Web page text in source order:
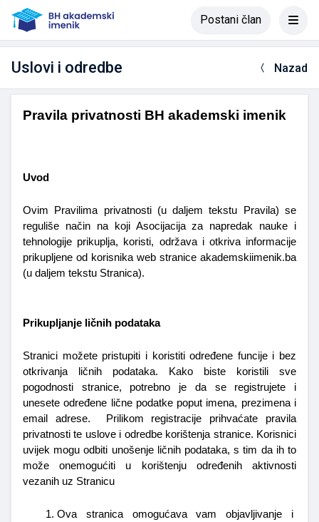
Postani član
Uslovi i odredbe Nazad
Pravila privatnosti BH akademski imenik
Uvod
Ovim Pravilima privatnosti (u daljem tekstu Pravila) se
reguliše način na koji Asocijacija za napredak nauke i
tehnologije prikuplja, koristi, održava i otkriva informacije
prikupljene od korisnika web stranice akademskiimenik.ba
(u daljem tekstu Stranica).
Prikupljanje ličnih podataka
Stranici možete pristupiti i koristiti određene funcije i bez
otkrivanja ličnih podataka. Kako biste koristili sve
pogodnosti stranice, potrebno je da se registrujete i
unesete određene lične podatke poput imena, prezimena i
email adrese.  Prilikom registracije prihvaćate pravila
privatnosti te uslove i odredbe korištenja stranice. Korisnici
uvijek mogu odbiti unošenje ličnih podataka, s tim da ih to
može onemogućiti u korištenju određenih aktivnosti
vezanih uz Stranicu
Ova stranica omogućava vam objavljivanje i